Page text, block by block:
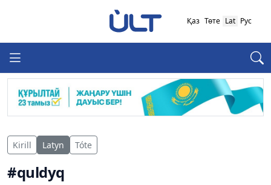
Қаз Төте Lat Рус
Kirill Latyn Tóte
#quldyq